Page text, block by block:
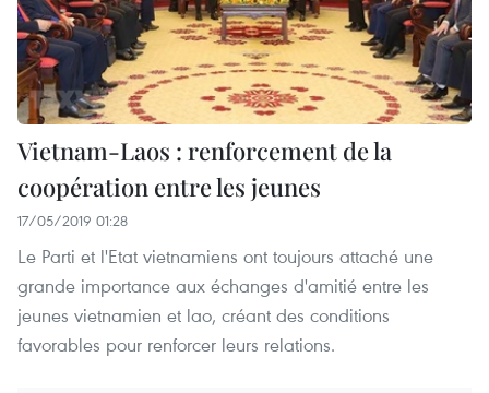
Vietnam-Laos : renforcement de la
coopération entre les jeunes
17/05/2019 01:28
Le Parti et l'Etat vietnamiens ont toujours attaché une
grande importance aux échanges d'amitié entre les
jeunes vietnamien et lao, créant des conditions
favorables pour renforcer leurs relations.